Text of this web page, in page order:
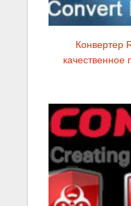
Конвертер